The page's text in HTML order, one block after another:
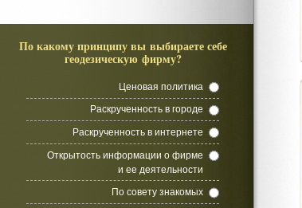
По какому принципу вы выбираете себе
геодезическую фирму?
Ценовая политика
Раскрученность в городе
Раскрученность в интернете
Открытость информации о фирме
и ее деятельности
По совету знакомых